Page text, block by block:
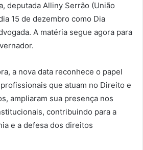
deputada Alliny Serrão (União
15 de dezembro como Dia
A matéria segue agora para
a nova data reconhece o papel
que atuam no Direito e
ampliaram sua presença nos
contribuindo para a
e a defesa dos direitos